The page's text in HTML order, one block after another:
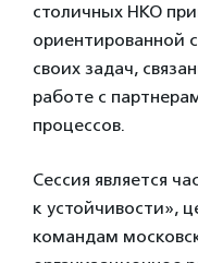
столичных НКО
ориентированной
своих задач,
работе с
процессов.
Сессия является
к устойчивости»,
командам